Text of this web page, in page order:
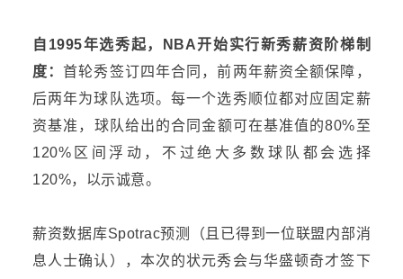
自 1995年选秀起， NBA开始实行新秀薪资阶梯制
度：首轮秀签订四年合同，前两年薪资全额保障，
后两年为球队选项。每一个选秀顺位都对应固定薪
资基准，球队给出的合同金额可在基准值的80%至
120%区间浮动，不过绝大多数球队都会 选择
120%，以示诚意。
薪资数据库Spotrac预测（且已得到一位联盟内部消
息人士确认 ），本次的状元秀会与华盛顿奇才签下